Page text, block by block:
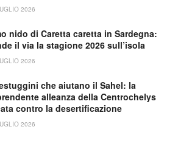
2026
nido di Caretta caretta in Sardegna:
il via la stagione 2026 sull’isola
2026
che aiutano il Sahel: la
alleanza della Centrochelys
contro la desertificazione
2026